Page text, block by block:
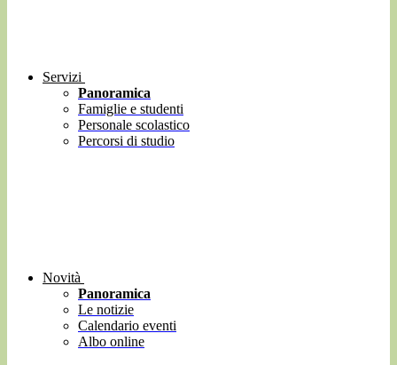
Servizi
Panoramica
Famiglie e studenti
Personale scolastico
Percorsi di studio
Novità
Panoramica
Le notizie
Calendario eventi
Albo online